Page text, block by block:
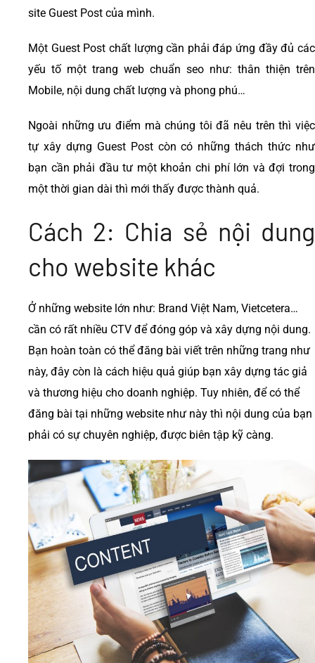
site Guest Post của mình.
Một Guest Post chất lượng cần phải đáp ứng đầy đủ các
yếu tố một trang web chuẩn seo như: thân thiện trên
Mobile, nội dung chất lượng và phong phú…
Ngoài những ưu điểm mà chúng tôi đã nêu trên thì việc
tự xây dựng Guest Post còn có những thách thức như
bạn cần phải đầu tư một khoản chi phí lớn và đợi trong
một thời gian dài thì mới thấy được thành quả.
Cách 2: Chia sẻ nội dung
cho website khác
Ở những website lớn như: Brand Việt Nam, Vietcetera…
cần có rất nhiều CTV để đóng góp và xây dựng nội dung.
Bạn hoàn toàn có thể đăng bài viết trên những trang như
này, đây còn là cách hiệu quả giúp bạn xây dựng tác giả
và thương hiệu cho doanh nghiệp. Tuy nhiên, để có thể
đăng bài tại những website như này thì nội dung của bạn
phải có sự chuyên nghiệp, được biên tập kỹ càng.